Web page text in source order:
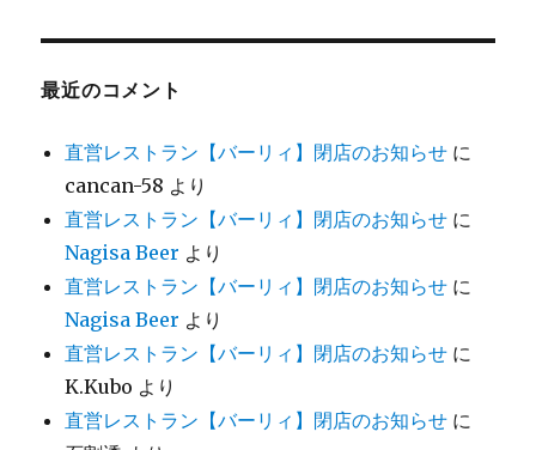
最近のコメント
直営レストラン【バーリィ】閉店のお知らせ に
cancan-58 より
直営レストラン【バーリィ】閉店のお知らせ に
Nagisa Beer より
直営レストラン【バーリィ】閉店のお知らせ に
Nagisa Beer より
直営レストラン【バーリィ】閉店のお知らせ に
K.Kubo より
直営レストラン【バーリィ】閉店のお知らせ に